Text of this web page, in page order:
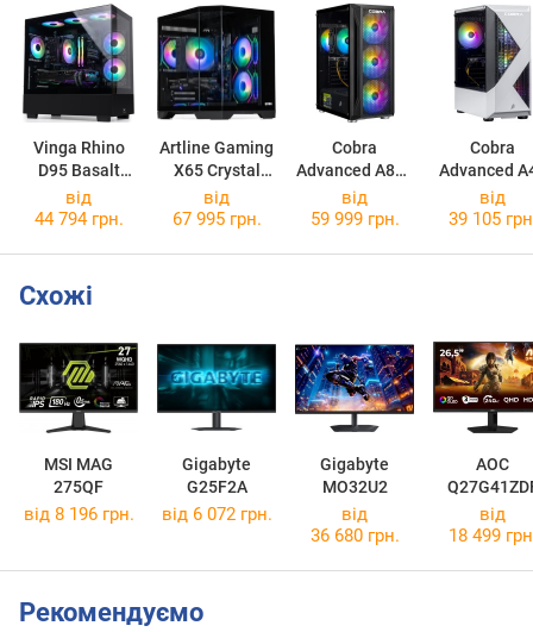
Vinga Rhino
D95 Basalt
Rhino D9580
Artline Gaming
X65 Crystal
X65v50
Cobra
Advanced A84F
A84F.32.S1.55.21257
Cobra
Advanced
від
44 794 грн.
від
67 995 грн.
від
59 999 грн.
від
39 105
Схожі
MSI MAG
275QF
Gigabyte
G25F2A
Gigabyte
MO32U2
AOC
від 8 196 грн. від 6 072 грн.
від
36 680 грн.
від
18 499
Рекомендуємо